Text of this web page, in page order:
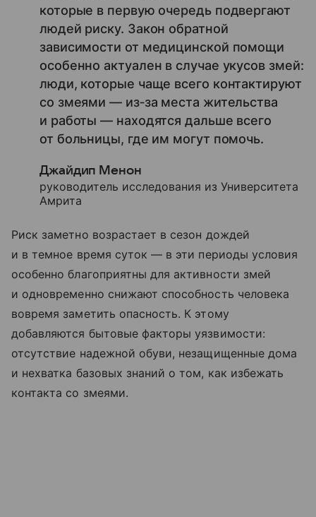
которые в первую очередь подвергают
людей риску. Закон обратной
зависимости от медицинской помощи
особенно актуален в случае укусов змей:
люди, которые чаще всего контактируют
со змеями — из‑за места жительства
и работы — находятся дальше всего
от больницы, где им могут помочь.
Джайдип Менон
руководитель исследования из Университета
Амрита
Риск заметно возрастает в сезон дождей
и в темное время суток — в эти периоды условия
особенно благоприятны для активности змей
и одновременно снижают способность человека
вовремя заметить опасность. К этому
добавляются бытовые факторы уязвимости:
отсутствие надежной обуви, незащищенные дома
и нехватка базовых знаний о том, как избежать
контакта со змеями.